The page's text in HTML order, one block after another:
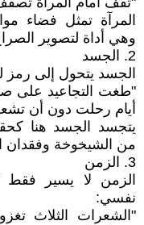
المرآة تمثل فضاء
وهي أداة لتصوير
2. الجسد
الجسد يتحول إلى رمز
"طغت التجاعيد على
أيام رحلت دون أن
يتجسد الجسد هنا
من الشيخوخة وفقدان
3. الزمن
الزمن لا يسير
نفسي:
"الشعرات الثلاث